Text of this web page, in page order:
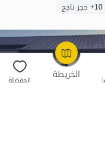
الخريطة المفضلة
10+ حجز ناجح